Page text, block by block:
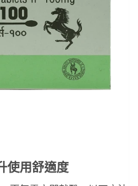
使用舒適度